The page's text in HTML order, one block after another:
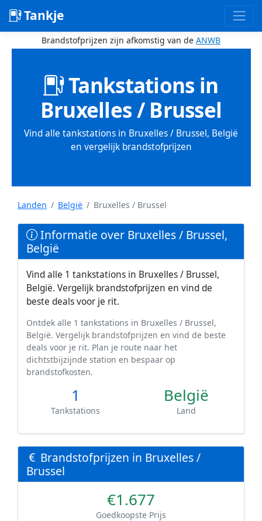
Tankje
Brandstofprijzen zijn afkomstig van de ANWB
Tankstations in
Bruxelles / Brussel
Vind alle tankstations in Bruxelles / Brussel, België
en vergelijk brandstofprijzen
Landen België Bruxelles / Brussel
Informatie over Bruxelles / Brussel,
België
Vind alle 1 tankstations in Bruxelles / Brussel,
België. Vergelijk brandstofprijzen en vind de
beste deals voor je rit.
Ontdek alle 1 tankstations in Bruxelles / Brussel,
België. Vergelijk brandstofprijzen en vind de beste
deals voor je rit. Plan je route naar het
dichtstbijzijnde station en bespaar op
brandstofkosten.
1
Tankstations
België
Land
Brandstofprijzen in Bruxelles /
Brussel
€1.677
Goedkoopste Prijs